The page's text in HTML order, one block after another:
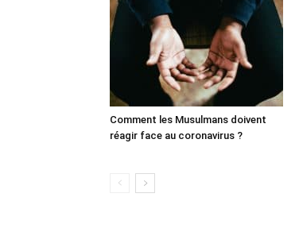
Comment les Musulmans doivent
réagir face au coronavirus ?